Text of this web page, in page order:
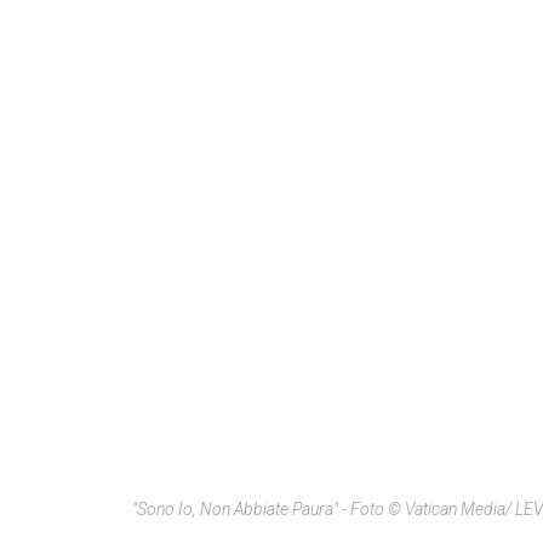
"Sono Io, Non Abbiate Paura" - Foto © Vatican Media/ LEV